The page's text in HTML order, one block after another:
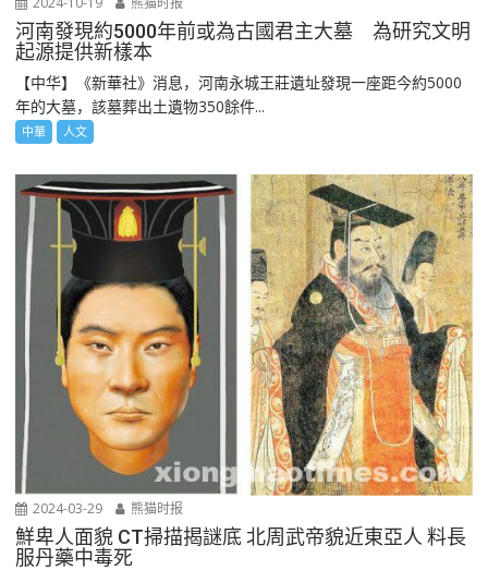
河南發現約5000年前或為古國君主大墓 為研究文明
起源提供新樣本
【中华】《新華社》消息，河南永城王莊遺址發現一座距今約5000
年的大墓，該墓葬出土遺物350餘件...
中華 人文
2024-03-29 熊猫时报
鮮卑人面貌 CT掃描揭謎底 北周武帝貌近東亞人 料長
服丹藥中毒死